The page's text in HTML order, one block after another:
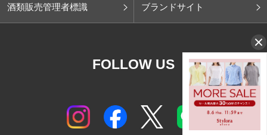
酒類販売管理者標識 ブランドサイト
FOLLOW US